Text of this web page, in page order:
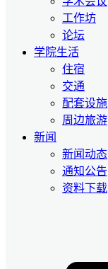
工作坊
论坛
学院生活
住宿
交通
配套设施
周边旅游
新闻
新闻动态
通知公告
资料下载